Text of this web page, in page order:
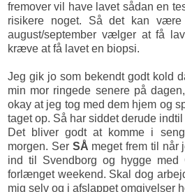
fremover vil have lavet sådan en
risikere noget. Så det kan
august/september vælger at få
kræve at få lavet en biopsi.
Jeg gik jo som bekendt godt kold
min mor ringede senere på
okay at jeg tog med dem hjem og
taget op. Så har siddet derude indtil
Det bliver godt at komme i
morgen. Ser SÅ meget frem til når
ind til Svendborg og hygge
forlænget weekend. Skal dog
mig selv og i afslappet omgivelser